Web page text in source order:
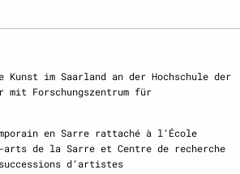
im Saarland an der Hochschule der
mit Forschungszentrum für
en Sarre rattaché à l‘École
arts de la Sarre et Centre de recherche
d‘artistes